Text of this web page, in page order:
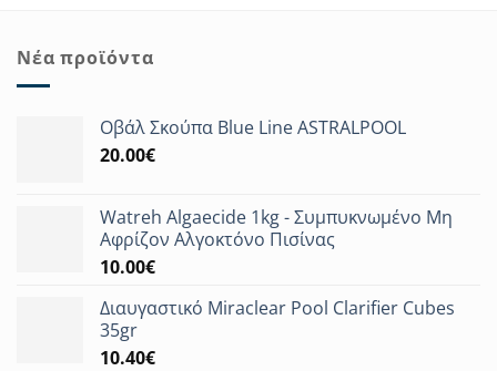
Νέα προϊόντα
Οβάλ Σκούπα Blue Line ASTRALPOOL
20.00€
Watreh Algaecide 1kg - Συμπυκνωμένο Μη
Αφρίζον Αλγοκτόνο Πισίνας
10.00€
Διαυγαστικό Miraclear Pool Clarifier Cubes
35gr
10.40€